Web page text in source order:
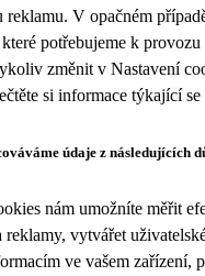
reklamu. V opačném
potřebujeme k
změnit v Nastavení
si informace týkající se
údaje z následujících
nám umožníte měřit
reklamy, vytvářet
ve vašem zařízení,